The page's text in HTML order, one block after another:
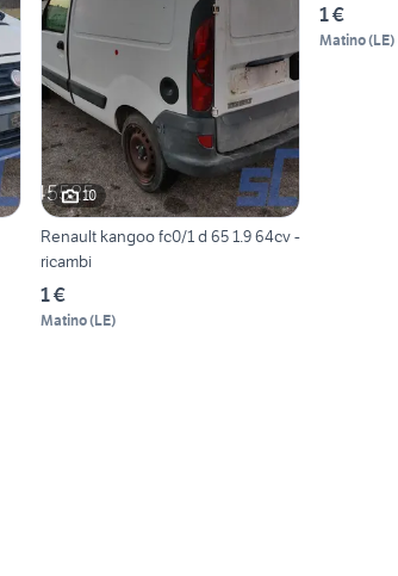
10
Renault kangoo fc0/1 d 65 1.9 64cv -
ricambi
1 €
Matino(LE)
1 €
Matino(LE)